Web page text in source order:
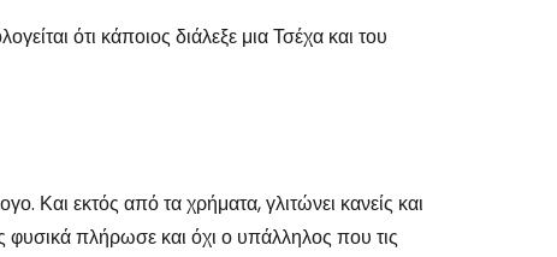
ότι κάποιος διάλεξε μια Τσέχα και του
Και εκτός από τα χρήματα, γλιτώνει κανείς και
φυσικά πλήρωσε και όχι ο υπάλληλος που τις